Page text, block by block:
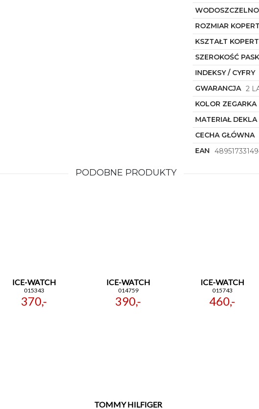
ROZMIAR
KSZTAŁT
SZEROKOŚĆ
INDEKSY / CYFRY
GWARANCJA 2
KOLOR ZEGARKA
MATERIAŁ DEKLA
CECHA GŁÓWNA
EAN
PODOBNE PRODUKTY
ICE-WATCH
015343
370,-
ICE-WATCH
014759
390,-
ICE-WATCH
015743
460,-
TOMMY HILFIGER